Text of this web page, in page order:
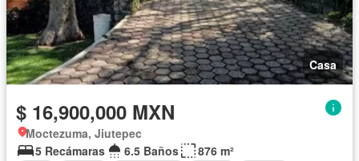
Casa
$ 16,900,000 MXN
Moctezuma, Jiutepec
5 Recámaras
6.5 Baños
876 m²